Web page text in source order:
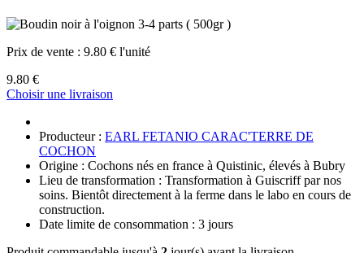
Prix de vente : 9.80 € l'unité
9.80 €
Choisir une livraison
Producteur : EARL FETANIO CARAC'TERRE DE
COCHON
Origine : Cochons nés en france à Quistinic, élevés à Bubry
Lieu de transformation : Transformation à Guiscriff par nos
soins. Bientôt directement à la ferme dans le labo en cours de
construction.
Date limite de consommation : 3 jours